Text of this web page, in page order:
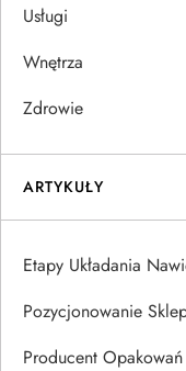
Usługi
Wnętrza
Zdrowie
ARTYKUŁY
Etapy Układania
Pozycjonowanie
Producent